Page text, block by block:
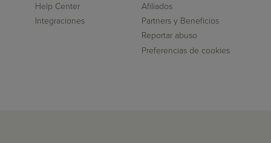
Help Center
Integraciones
Afiliados
Partners y Beneficios
Reportar abuso
Preferencias de cookies